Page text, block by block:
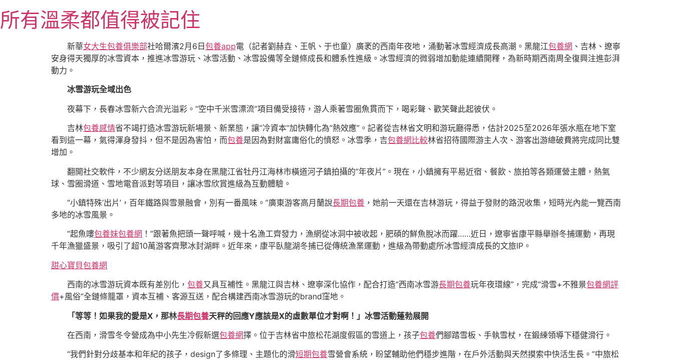
至
主所有溫柔都值得被記住
新華女大生包養俱樂部社哈爾濱2月6日 包養app電（記者劉赫垚、王帆、于也童）廣袤的西南年夜地，涌動著冰雪經濟成長高潮。黑龍江包養網 、吉林、遼寧
安身得天獨厚的冰雪資本，推進冰雪游玩、冰雪活動、冰雪設備等全鏈條成長和體系性進級。冰雪經濟的微弱增加動能連續開釋，為新時期西南周全復興注進彭湃
動力。
冰雪游玩全域出色
夜幕下，長春冰雪新六合流光溢彩。“空中千米雪漂流”項目備受接待，游人乘著雪圈魚貫而下，喝彩聲、歡笑聲此起彼伏。
吉林包養感情省不竭打造冰雪游玩新場景、新業態，讓“冷資本”加快轉化為“熱效應”。記者從吉林省文明和游玩廳得悉，估計2025至2026年張水瓶在地下室
看到這一幕，氣得渾身發抖，但不是因為害怕，而包養是因為對財富庸俗化的憤怒。冰雪季，吉包養網比較林省招待國際游主人次、游客出游總破費將完成同比雙
增加。
翻開社交軟件，不少網友分送朋友本身在黑龍江省牡丹江海林市橫道河子鎮拍攝的“年夜片”。現在，小鎮擁有平易近宿、餐飲、旅拍等各類運營主體，熱氣
球、雪圈滑道、雪地電音派對等項目，讓冰雪欣賞進級為互動體驗。
“小鎮特殊‘出片’，百年鐵路與雪景融會，別有一番風味。”廣東游客高月蘭說長期包養 ，她前一天還在吉林游玩，得益于發財的路況收集，短時光內能一覽西南
多地的冰雪風景。
“起魚嘍包養妹包養網 ！”跟著魚把頭一聲呼喊，幾十名漁工齊發力，漁網從冰洞中被收起，肥碩的鮮魚脫冰而躍……近日，遼寧省康平縣舉辦冬捕運動，再現
千年漁獵盛景，吸引了超10萬游客齊聚冰封湖畔。近年來，康平臥龍湖冬捕已從傳統漁業運動，進級為帶動處所冰雪經濟成長的文旅IP。
甜心寶貝包養網
西南的冰雪游玩資本既有差別化， 包養又具互補性。黑龍江與吉林、遼寧深化協作，配合打造“西南冰雪游長期包養玩年夜環線”，完成“滑雪+不雅景包養網評
價+風俗”全鏈條籠罩，資本互補、客源互送，配合構建西南冰雪游玩的brand窪地。
「等等！如果我的愛是X，那林長期包養天秤的回應Y應該是X的虛數單位才對啊！」冰雪活動蓬勃展開
在西南，滑雪冬令營成為中小先生冷假新選包養網擇。位于吉林省中旅松花湖度假區的雪道上，孩子包養們腳踏雪板、手執雪杖，在鍛練領導下穩健滑行。
“我們針對分歧基本和年紀的孩子，design了多條理、主題化的滑短期包養雪營會系統，盼望輔助他們穩步進階，在戶外活動與天然摸索中快活生長。”中旅松